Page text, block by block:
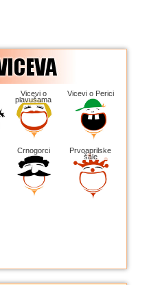
Vicevi o
plavušama
Vicevi o Perici
Crnogorci Prvoaprilske
šale